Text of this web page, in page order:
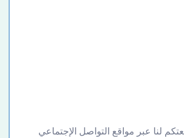
لنا عبر مواقع التواصل الإجتماعي